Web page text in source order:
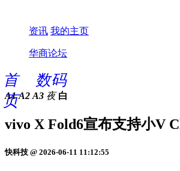
资讯 我的主页
华商论坛
首
页
数码
A1 A2 A3 夜 白
vivo X Fold6宣布支持小V
快科技 @ 2026-06-11 11:12:55